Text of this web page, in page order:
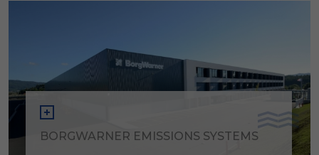
BORGWARNER EMISSIONS SYSTEMS